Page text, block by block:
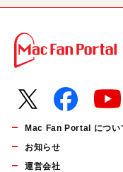
Mac Fan Portal につい
お知らせ
運営会社